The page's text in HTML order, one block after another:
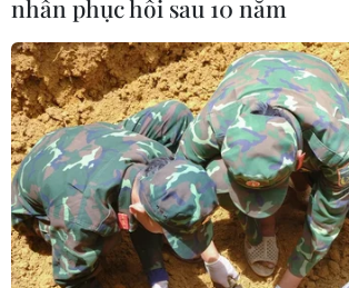
Cổ phiếu Tesla lao dốc, vốn hóa thị
trường "bốc hơi" hơn 140 tỷ USD
24/07/2026 14:55
Sẽ ban hành quy chuẩn kỹ thuật đối
với trụ và trạm sạc xe điện trước 30/9
24/07/2026 11:01
nhân phục hồi sau 10 năm